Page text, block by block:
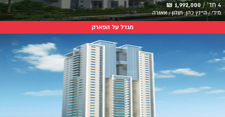
4 חד' / 1,992,000 ₪
מידי / היינץ כהן, חולון / אאורה
מגדל על הפארק